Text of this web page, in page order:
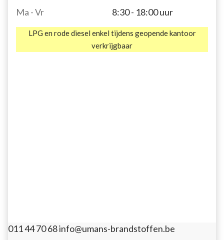
Ma - Vr 8:30 - 18:00 uur
LPG en rode diesel enkel tijdens geopende kantoor
verkrijgbaar
011 44 70 68info@umans-brandstoffen.be